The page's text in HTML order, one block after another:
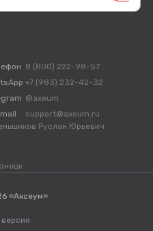
8 (800) 222-98-57
+7 (983) 232-42-32
@axeum
support@axeum.ru
Руслан Юрьевич
«Аксеум»